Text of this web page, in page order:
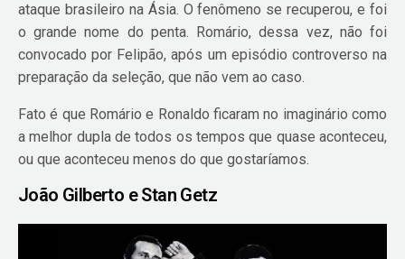
ataque brasileiro na Ásia. O fenômeno se recuperou, e foi
o grande nome do penta. Romário, dessa vez, não foi
convocado por Felipão, após um episódio controverso na
preparação da seleção, que não vem ao caso.
Fato é que Romário e Ronaldo ficaram no imaginário como
a melhor dupla de todos os tempos que quase aconteceu,
ou que aconteceu menos do que gostaríamos.
João Gilberto e Stan Getz